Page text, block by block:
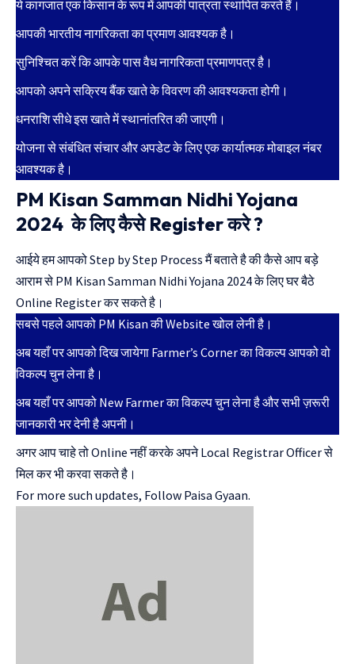
ये कागजात एक किसान के रूप में आपकी पात्रता स्थापित करते हैं।
आपकी भारतीय नागरिकता का प्रमाण आवश्यक है।
सुनिश्चित करें कि आपके पास वैध नागरिकता प्रमाणपत्र है।
आपको अपने सक्रिय बैंक खाते के विवरण की आवश्यकता होगी।
धनराशि सीधे इस खाते में स्थानांतरित की जाएगी।
योजना से संबंधित संचार और अपडेट के लिए एक कार्यात्मक मोबाइल नंबर
आवश्यक है।
PM Kisan Samman Nidhi Yojana
2024 के लिए कैसे Register करे ?
आईये हम आपको Step by Step Process मैं बताते है की कैसे आप बड़े
आराम से PM Kisan Samman Nidhi Yojana 2024 के लिए घर बैठे
Online Register कर सकते है।
सबसे पहले आपको PM Kisanकी Website खोल लेनी है।
अब यहाँ पर आपको दिख जायेगा Farmer’s Corner का विकल्प आपको वो
विकल्प चुन लेना है।
अब यहाँ पर आपको New Farmer का विकल्प चुन लेना है और सभी ज़रूरी
जानकारी भर देनी है अपनी।
अगर आप चाहे तो Online नहीं करके अपने Local Registrar Officer से
मिल कर भी करवा सकते है।
For more such updates, Follow Paisa Gyaan.